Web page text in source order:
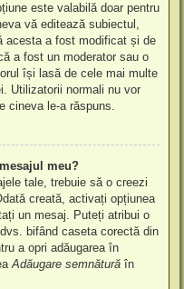
este valabilă doar pentru
vă editează subiectul,
acesta a fost modificat și de
a fost un moderator sau o
își lasă de cele mai multe
Utilizatorii normali nu vor
cineva le-a răspuns.
meu?
tale, trebuie să o creezi
creată, activați opțiunea
un mesaj. Puteți atribui o
bifând caseta corectă din
a opri adăugarea în
Adăugare semnătură în